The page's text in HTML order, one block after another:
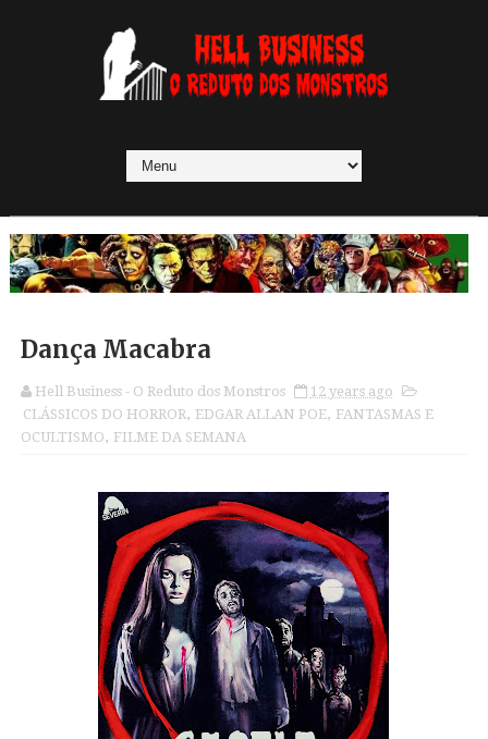
Dança Macabra
Hell Business - O Reduto dos Monstros
12 years ago
CLÁSSICOS DO HORROR, EDGAR ALLAN POE, FANTASMAS E
OCULTISMO, FILME DA SEMANA